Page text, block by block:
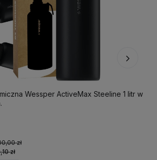
Wessper ActiveMax Steeline 1 litr w
zł
zł